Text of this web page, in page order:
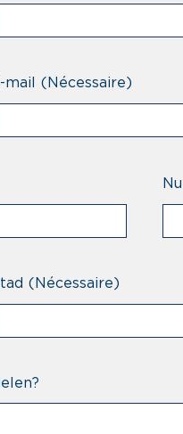
mail (Nécessaire)
(Nécessaire)